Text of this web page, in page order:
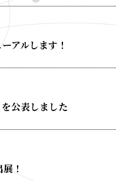
アルします！
公表しました
！